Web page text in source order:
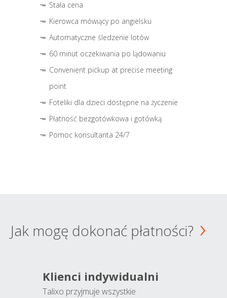
Stała cena
Kierowca mówiący po angielsku
Automatyczne śledzenie lotów
60 minut oczekiwania po lądowaniu
Convenient pickup at precise meeting
point
Foteliki dla dzieci dostępne na życzenie
Płatność bezgotówkowa i gotówką
Pomoc konsultanta 24/7
Jak mogę dokonać płatności?
Klienci indywidualni
Talixo przyjmuje wszystkie